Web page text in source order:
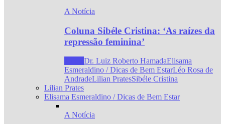
A Notícia
Coluna Sibéle Cristina: ‘As raízes da
repressão feminina’
Dr. Luiz Roberto HamadaElisama
Esmeraldino / Dicas de Bem EstarLéo Rosa de
AndradeLilian PratesSibéle Cristina
Lilian Prates
Elisama Esmeraldino / Dicas de Bem Estar
A Notícia